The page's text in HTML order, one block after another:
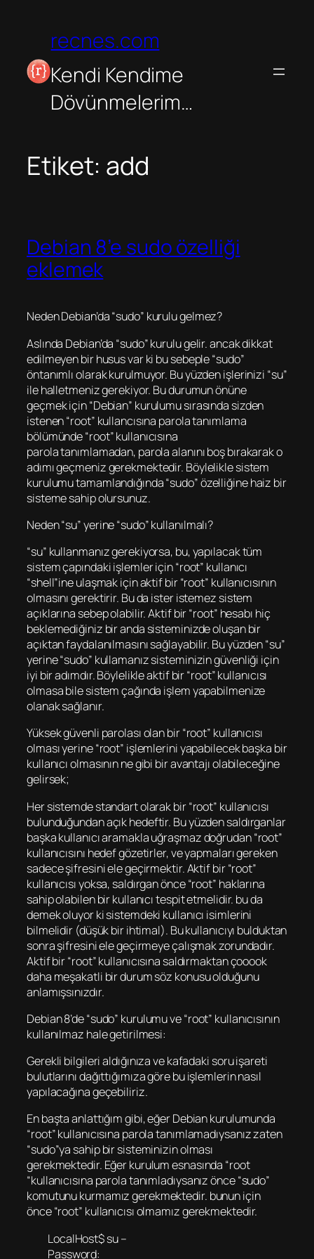
recnes.com
Kendi Kendime
Dövünmelerim…
Etiket: add
Debian 8’e sudo özelliği
eklemek
Neden Debian’da “sudo” kurulu gelmez?
Aslında Debian’da “sudo” kurulu gelir. ancak dikkat
edilmeyen bir husus var ki bu sebeple “sudo”
öntanımlı olarak kurulmuyor. Bu yüzden işlerinizi “su”
ile halletmeniz gerekiyor. Bu durumun önüne
geçmek için “Debian” kurulumu sırasında sizden
istenen “root” kullancısına parola tanımlama
bölümünde “root” kullanıcısına
parola tanımlamadan, parola alanını boş bırakarak o
adımı geçmeniz gerekmektedir. Böylelikle sistem
kurulumu tamamlandığında “sudo” özelliğine haiz bir
sisteme sahip olursunuz.
Neden “su” yerine “sudo” kullanılmalı?
“su” kullanmanız gerekiyorsa, bu, yapılacak tüm
sistem çapındaki işlemler için “root” kullanıcı
“shell”ine ulaşmak için aktif bir “root” kullanıcısının
olmasını gerektirir. Bu da ister istemez sistem
açıklarına sebep olabilir. Aktif bir “root” hesabı hiç
beklemediğiniz bir anda sisteminizde oluşan bir
açıktan faydalanılmasını sağlayabilir. Bu yüzden “su”
yerine “sudo” kullamanız sisteminizin güvenliği için
iyi bir adımdır. Böylelikle aktif bir “root” kullanıcısı
olmasa bile sistem çağında işlem yapabilmenize
olanak sağlanır.
Yüksek güvenli parolası olan bir “root” kullanıcısı
olması yerine “root” işlemlerini yapabilecek başka bir
kullanıcı olmasının ne gibi bir avantajı olabileceğine
gelirsek;
Her sistemde standart olarak bir “root” kullanıcısı
bulunduğundan açık hedeftir. Bu yüzden saldırganlar
başka kullanıcı aramakla uğraşmaz doğrudan “root”
kullanıcısını hedef gözetirler, ve yapmaları gereken
sadece şifresini ele geçirmektir. Aktif bir “root”
kullanıcısı yoksa, saldırgan önce “root” haklarına
sahip olabilen bir kullanıcı tespit etmelidir. bu da
demek oluyor ki sistemdeki kullanıcı isimlerini
bilmelidir (düşük bir ihtimal). Bu kullanıcıyı bulduktan
sonra şifresini ele geçirmeye çalışmak zorundadır.
Aktif bir “root” kullanıcısına saldırmaktan çooook
daha meşakatli bir durum söz konusu olduğunu
anlamışsınızdır.
Debian 8’de “sudo” kurulumu ve “root” kullanıcısının
kullanılmaz hale getirilmesi:
Gerekli bilgileri aldığınıza ve kafadaki soru işareti
bulutlarını dağıttığımıza göre bu işlemlerin nasıl
yapılacağına geçebiliriz.
En başta anlattığım gibi, eğer Debian kurulumunda
“root” kullanıcısına parola tanımlamadıysanız zaten
“sudo”ya sahip bir sisteminizin olması
gerekmektedir. Eğer kurulum esnasında “root
“kullanıcısına parola tanımladıysanız önce “sudo”
komutunu kurmamız gerekmektedir. bunun için
önce “root” kullanıcısı olmamız gerekmektedir.
LocalHost$ su –
Password: